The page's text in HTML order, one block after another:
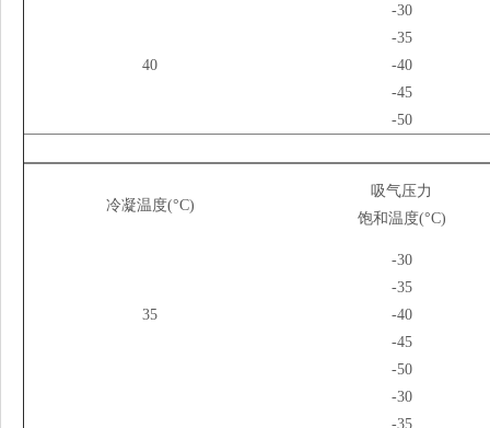
40
-30
-35
-40
-45
-50
冷凝温度(°C)
吸气压力
饱和温度(°C)
35
-30
-35
-40
-45
-50
-30
-35